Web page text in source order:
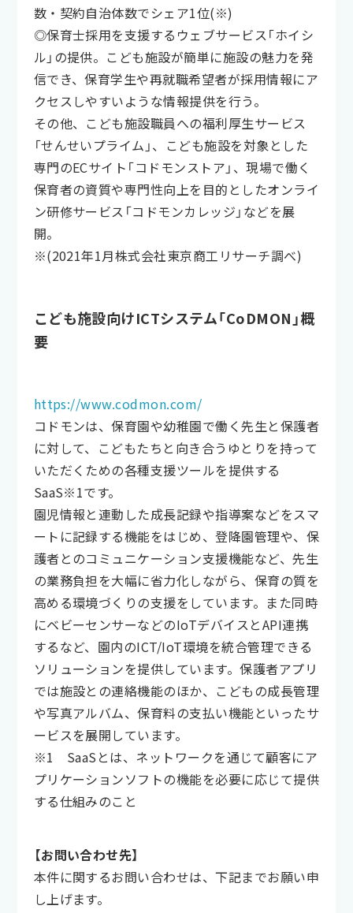
数・契約自治体数でシェア1位(※)
◎保育士採用を支援するウェブサービス「ホイシ
ル」の提供。こども施設が簡単に施設の魅力を発
信でき、保育学生や再就職希望者が採用情報にア
クセスしやすいような情報提供を行う。
その他、こども施設職員への福利厚生サービス
「せんせいプライム」、こども施設を対象とした
専門のECサイト「コドモンストア」、現場で働く
保育者の資質や専門性向上を目的としたオンライ
ン研修サービス「コドモンカレッジ」などを展
開。
※(2021年1月株式会社東京商工リサーチ調べ)
こども施設向けICTシステム「CoDMON」概
要
https://www.codmon.com/
コドモンは、保育園や幼稚園で働く先生と保護者
に対して、こどもたちと向き合うゆとりを持って
いただくための各種支援ツールを提供する
SaaS※1です。
園児情報と連動した成長記録や指導案などをスマ
ートに記録する機能をはじめ、登降園管理や、保
護者とのコミュニケーション支援機能など、先生
の業務負担を大幅に省力化しながら、保育の質を
高める環境づくりの支援をしています。また同時
にベビーセンサーなどのIoTデバイスとAPI連携
するなど、園内のICT/IoT環境を統合管理できる
ソリューションを提供しています。保護者アプリ
では施設との連絡機能のほか、こどもの成長管理
や写真アルバム、保育料の支払い機能といったサ
ービスを展開しています。
※1 SaaSとは、ネットワークを通じて顧客にア
プリケーションソフトの機能を必要に応じて提供
する仕組みのこと
【お問い合わせ先】
本件に関するお問い合わせは、下記までお願い申
し上げます。